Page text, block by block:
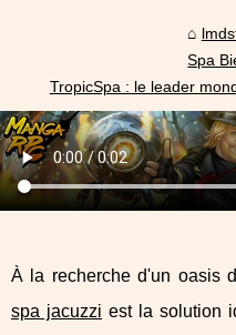
Spa
TropicSpa : le leader
À la recherche d'un oasis
spa jacuzzi est la solution